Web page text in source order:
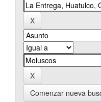
Comenzar nueva